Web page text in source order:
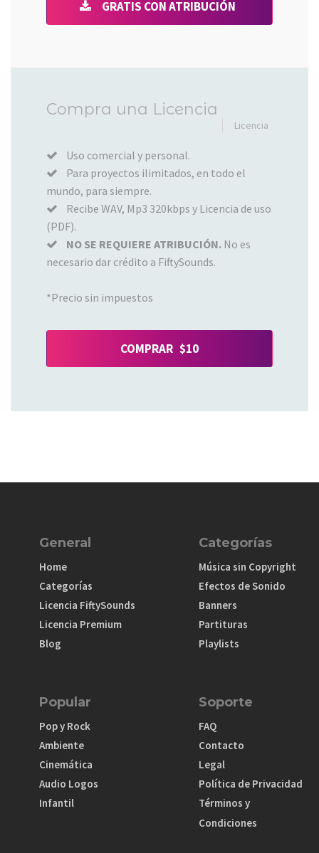
GRATIS CON ATRIBUCIÓN
Compra una Licencia
Licencia
Uso comercial y personal.
Para proyectos ilimitados, en todo el
mundo, para siempre.
Recibe WAV, Mp3 320kbps y Licencia de uso
(PDF).
NO SE REQUIERE ATRIBUCIÓN. No es
necesario dar crédito a FiftySounds.
*Precio sin impuestos
COMPRAR $10
General
Home
Categorías
Licencia FiftySounds
Licencia Premium
Blog
Categorías
Música sin Copyright
Efectos de Sonido
Banners
Partituras
Playlists
Popular
Pop y Rock
Ambiente
Cinemática
Audio Logos
Infantil
Soporte
FAQ
Contacto
Legal
Política de Privacidad
Términos y
Condiciones